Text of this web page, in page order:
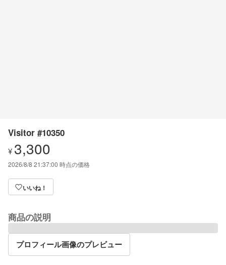
Visitor #10350
¥ 3,300
2026/8/8 21:37:00 時点の価格
いいね！
商品の説明
プロフィール画像のプレビュー